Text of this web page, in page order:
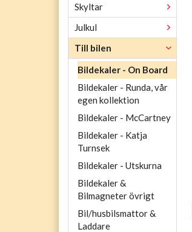
Skyltar
Julkul
Till bilen
Bildekaler - On Board
Bildekaler - Runda, vår
egen kollektion
Bildekaler - McCartney
Bildekaler - Katja
Turnsek
Bildekaler - Utskurna
Bildekaler &
Bilmagneter övrigt
Bil/husbilsmattor &
Laddare